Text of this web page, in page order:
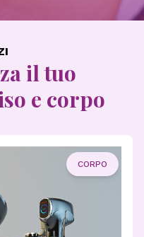
il tuo
e corpo
CORPO